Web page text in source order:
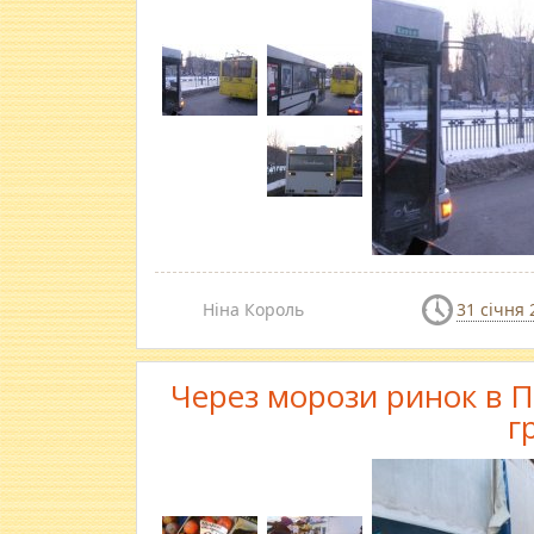
Ніна Король 31 січня
Через морози ринок в